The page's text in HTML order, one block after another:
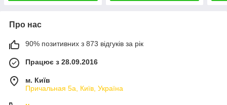
Про нас
90% позитивних з 873 відгуків за рік
Працює з 28.09.2016
м. Київ
Причальная 5а, Київ, Україна